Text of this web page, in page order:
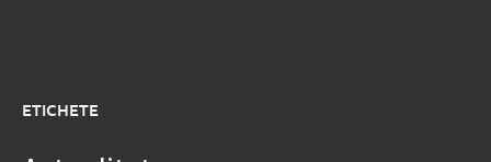
ETICHETE